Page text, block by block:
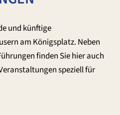
und künftige
am Königsplatz. Neben
finden Sie hier auch
speziell für